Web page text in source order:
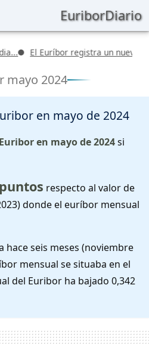
EuriborDiario
El Euríbor registra un nuevo
mayo 2024
en mayo de 2024
Euribor en mayo de 2024si
respecto al valor de
donde el euríbor mensual
hace seis meses (noviembre
mensual se situaba en el
del Euribor ha bajado 0,342